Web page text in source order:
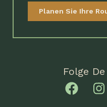
Planen Sie Ihre
Folge